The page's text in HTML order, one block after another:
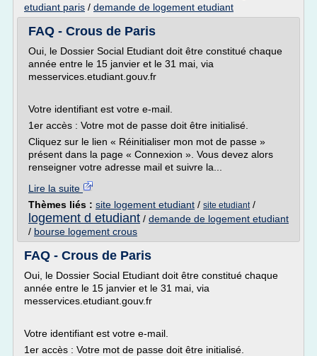
etudiant paris / demande de logement etudiant
FAQ - Crous de Paris
Oui, le Dossier Social Etudiant doit être constitué chaque
année entre le 15 janvier et le 31 mai, via
messervices.etudiant.gouv.fr
Votre identifiant est votre e-mail.
1er accès : Votre mot de passe doit être initialisé.
Cliquez sur le lien « Réinitialiser mon mot de passe »
présent dans la page « Connexion ». Vous devez alors
renseigner votre adresse mail et suivre la...
Lire la suite
Thèmes liés : site logement etudiant / site etudiant/
logement d etudiant / demande de logement etudiant
/ bourse logement crous
FAQ - Crous de Paris
Oui, le Dossier Social Etudiant doit être constitué chaque
année entre le 15 janvier et le 31 mai, via
messervices.etudiant.gouv.fr
Votre identifiant est votre e-mail.
1er accès : Votre mot de passe doit être initialisé.